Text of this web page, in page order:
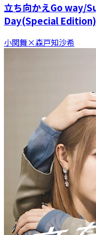
立ち向かえGo way/
Day(Special Edition)
小関舞×森戸知沙希